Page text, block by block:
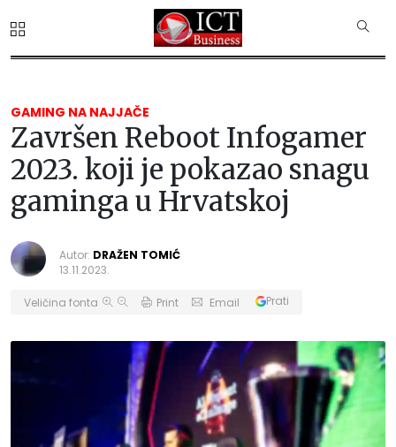
GAMING NA NAJJAČE
Završen Reboot Infogamer
2023. koji je pokazao snagu
gaminga u Hrvatskoj
Autor: DRAŽEN TOMIĆ
13.11.2023.
Veličina fonta Print Email Prati